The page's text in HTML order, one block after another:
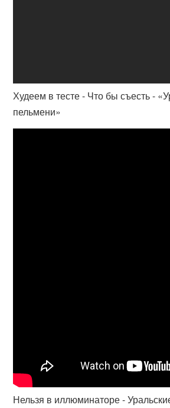
Худеем в тесте - Что бы съесть -
пельмени»
Нельзя в иллюминаторе -